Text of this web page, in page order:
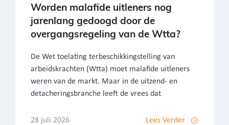
Worden malafide uitleners nog
jarenlang gedoogd door de
overgangsregeling van de Wtta?
De Wet toelating terbeschikkingstelling van
arbeidskrachten (Wtta) moet malafide uitleners
weren van de markt. Maar in de uitzend- en
detacheringsbranche leeft de vrees dat
28 juli 2026 Lees Verder